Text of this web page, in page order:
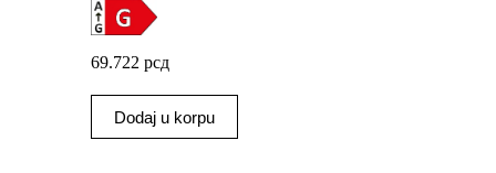
69.722 рсд
Dodaj u korpu